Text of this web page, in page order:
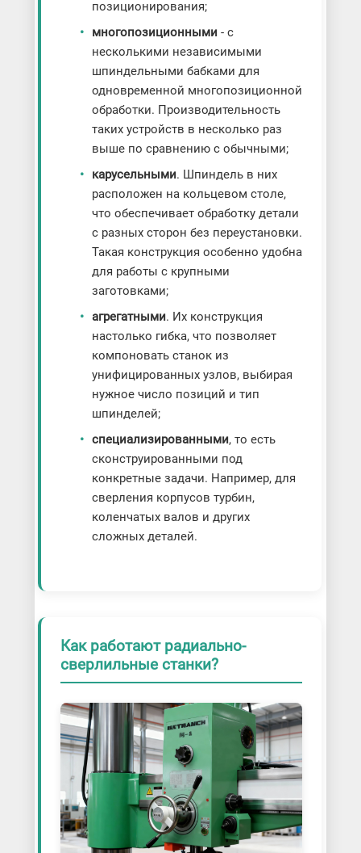
позиционирования;
многопозиционными- с
несколькими независимыми
шпиндельными бабками для
одновременной многопозиционной
обработки. Производительность
таких устройств в несколько раз
выше по сравнению с обычными;
карусельными. Шпиндель в них
расположен на кольцевом столе,
что обеспечивает обработку детали
с разных сторон без переустановки.
Такая конструкция особенно удобна
для работы с крупными
заготовками;
агрегатными. Их конструкция
настолько гибка, что позволяет
компоновать станок из
унифицированных узлов, выбирая
нужное число позиций и тип
шпинделей;
специализированными, то есть
сконструированными под
конкретные задачи. Например, для
сверления корпусов турбин,
коленчатых валов и других
сложных деталей.
Как работают радиально-
сверлильные станки?